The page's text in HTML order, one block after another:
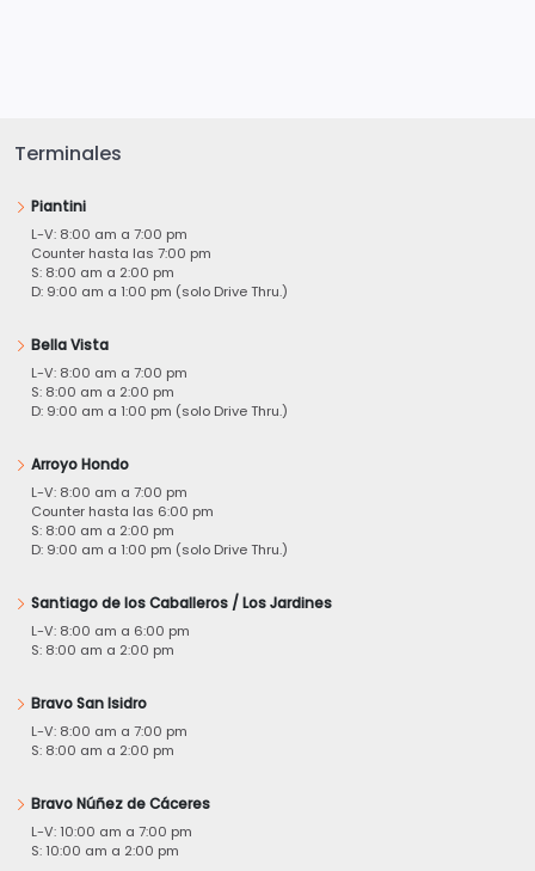
Terminales
Piantini
L-V: 8:00 am a 7:00 pm
Counter hasta las 7:00 pm
S: 8:00 am a 2:00 pm
D: 9:00 am a 1:00 pm (solo Drive Thru.)
Bella Vista
L-V: 8:00 am a 7:00 pm
S: 8:00 am a 2:00 pm
D: 9:00 am a 1:00 pm (solo Drive Thru.)
Arroyo Hondo
L-V: 8:00 am a 7:00 pm
Counter hasta las 6:00 pm
S: 8:00 am a 2:00 pm
D: 9:00 am a 1:00 pm (solo Drive Thru.)
Santiago de los Caballeros / Los Jardines
L-V: 8:00 am a 6:00 pm
S: 8:00 am a 2:00 pm
Bravo San Isidro
L-V: 8:00 am a 7:00 pm
S: 8:00 am a 2:00 pm
Bravo Núñez de Cáceres
L-V: 10:00 am a 7:00 pm
S: 10:00 am a 2:00 pm